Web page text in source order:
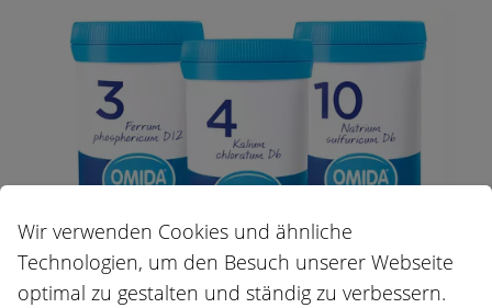
Wir verwenden Cookies und ähnliche
Technologien, um den Besuch unserer Webseite
optimal zu gestalten und ständig zu verbessern.